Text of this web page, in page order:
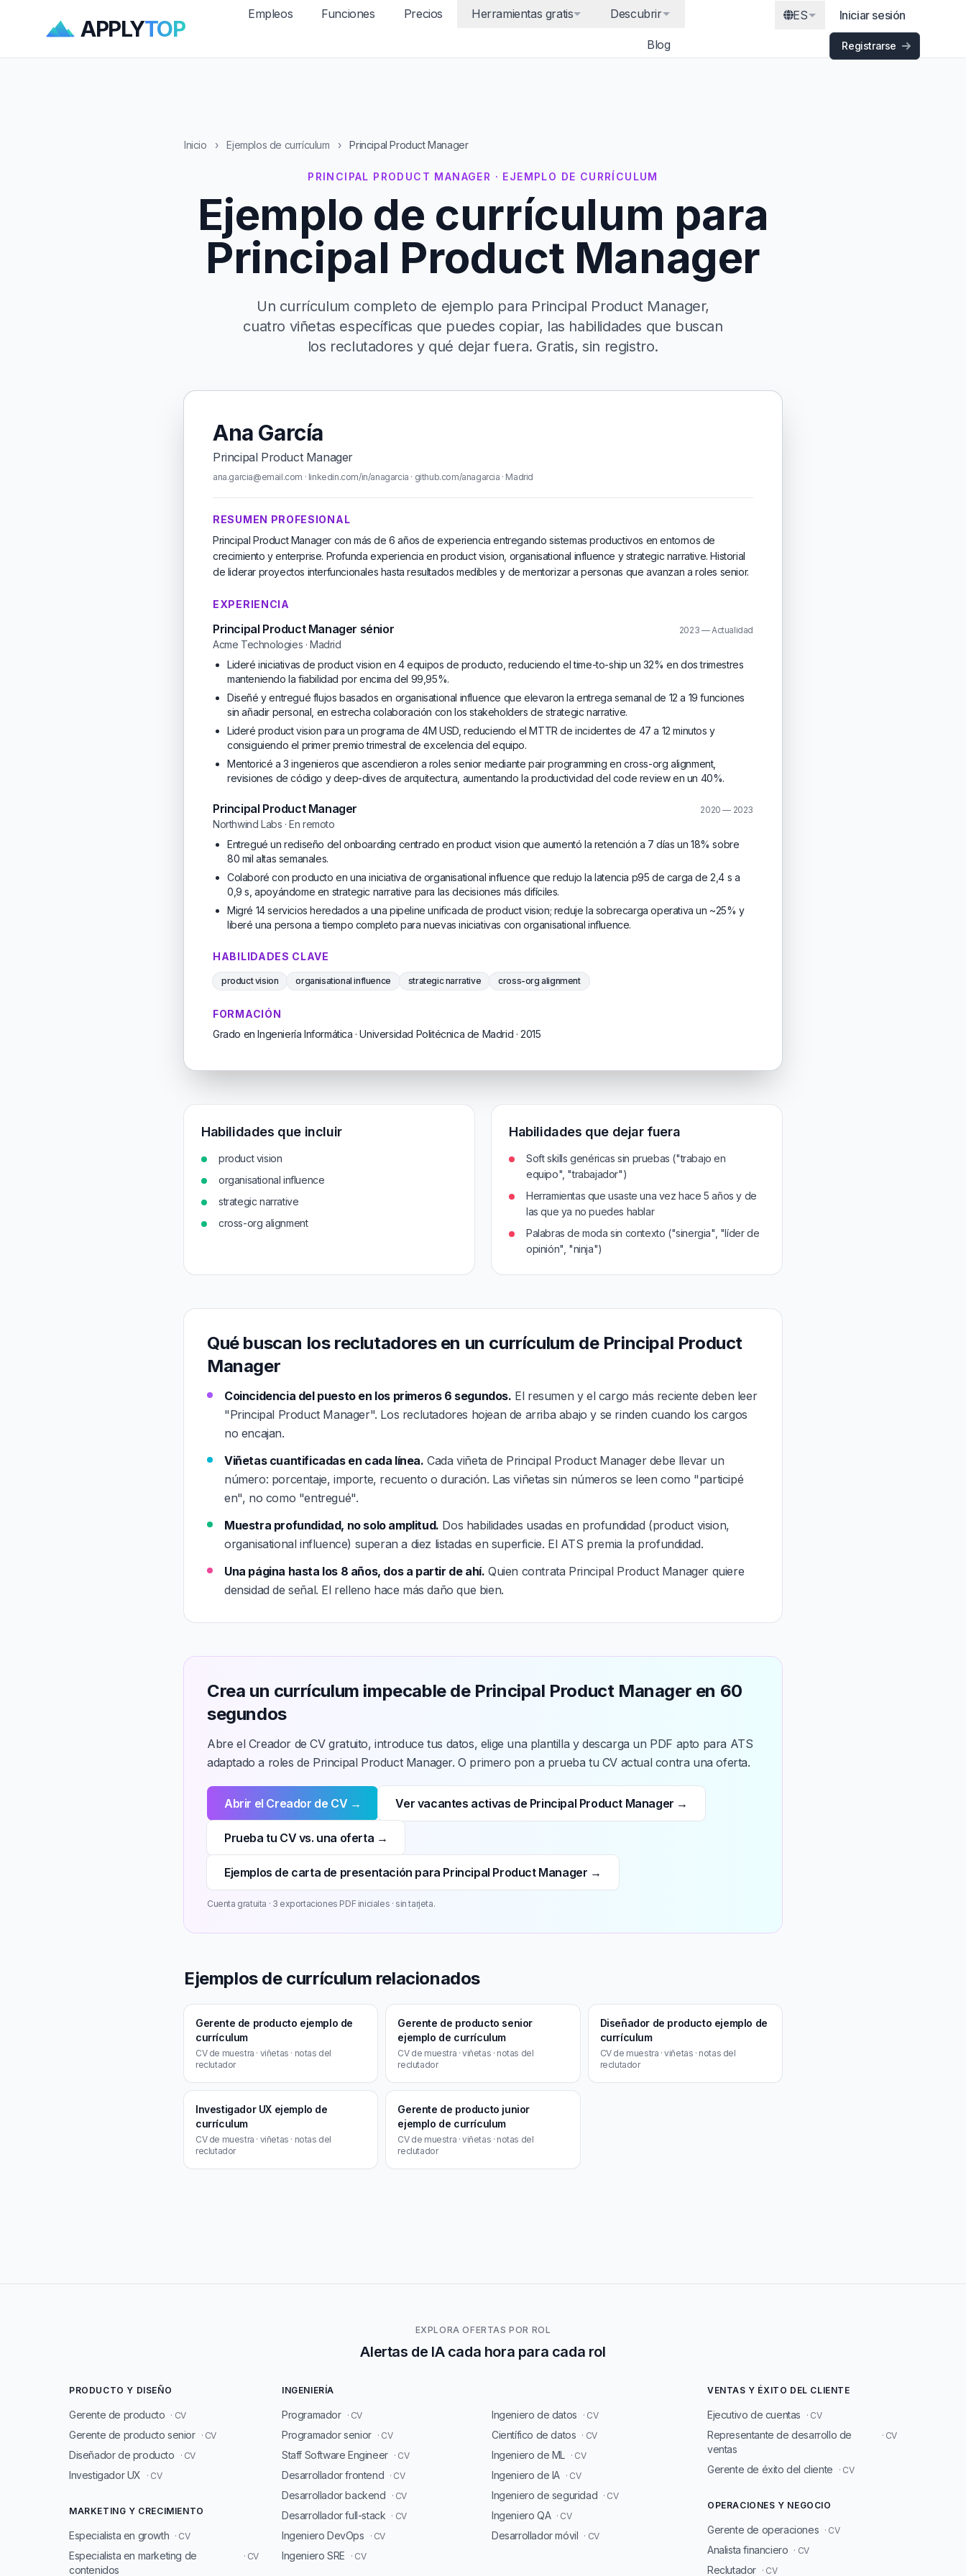
APPLYTOP
Empleos Funciones Precios Herramientas gratis Descubrir
Blog
ES Iniciar sesión
Registrarse
Inicio › Ejemplos de currículum › Principal Product Manager
PRINCIPAL PRODUCT MANAGER · EJEMPLO DE CURRÍCULUM
Ejemplo de currículum para
Principal Product Manager
Un currículum completo de ejemplo para Principal Product Manager,
cuatro viñetas específicas que puedes copiar, las habilidades que buscan
los reclutadores y qué dejar fuera. Gratis, sin registro.
Ana García
Principal Product Manager
ana.garcia@email.com · linkedin.com/in/anagarcia · github.com/anagarcia · Madrid
RESUMEN PROFESIONAL
Principal Product Manager con más de 6 años de experiencia entregando sistemas productivos en entornos de
crecimiento y enterprise. Profunda experiencia en product vision, organisational influence y strategic narrative. Historial
de liderar proyectos interfuncionales hasta resultados medibles y de mentorizar a personas que avanzan a roles senior.
EXPERIENCIA
Principal Product Manager sénior 2023 — Actualidad
Acme Technologies · Madrid
Lideré iniciativas de product vision en 4 equipos de producto, reduciendo el time-to-ship un 32% en dos trimestres
manteniendo la fiabilidad por encima del 99,95%.
Diseñé y entregué flujos basados en organisational influence que elevaron la entrega semanal de 12 a 19 funciones
sin añadir personal, en estrecha colaboración con los stakeholders de strategic narrative.
Lideré product vision para un programa de 4M USD, reduciendo el MTTR de incidentes de 47 a 12 minutos y
consiguiendo el primer premio trimestral de excelencia del equipo.
Mentoricé a 3 ingenieros que ascendieron a roles senior mediante pair programming en cross-org alignment,
revisiones de código y deep-dives de arquitectura, aumentando la productividad del code review en un 40%.
Principal Product Manager 2020 — 2023
Northwind Labs · En remoto
Entregué un rediseño del onboarding centrado en product vision que aumentó la retención a 7 días un 18% sobre
80 mil altas semanales.
Colaboré con producto en una iniciativa de organisational influence que redujo la latencia p95 de carga de 2,4 s a
0,9 s, apoyándome en strategic narrative para las decisiones más difíciles.
Migré 14 servicios heredados a una pipeline unificada de product vision; reduje la sobrecarga operativa un ~25% y
liberé una persona a tiempo completo para nuevas iniciativas con organisational influence.
HABILIDADES CLAVE
product vision organisational influence strategic narrative cross-org alignment
FORMACIÓN
Grado en Ingeniería Informática · Universidad Politécnica de Madrid · 2015
Habilidades que incluir
product vision
organisational influence
strategic narrative
cross-org alignment
Habilidades que dejar fuera
Soft skills genéricas sin pruebas ("trabajo en
equipo", "trabajador")
Herramientas que usaste una vez hace 5 años y de
las que ya no puedes hablar
Palabras de moda sin contexto ("sinergia", "líder de
opinión", "ninja")
Qué buscan los reclutadores en un currículum de Principal Product
Manager
Coincidencia del puesto en los primeros 6 segundos. El resumen y el cargo más reciente deben leer
"Principal Product Manager". Los reclutadores hojean de arriba abajo y se rinden cuando los cargos
no encajan.
Viñetas cuantificadas en cada línea. Cada viñeta de Principal Product Manager debe llevar un
número: porcentaje, importe, recuento o duración. Las viñetas sin números se leen como "participé
en", no como "entregué".
Muestra profundidad, no solo amplitud. Dos habilidades usadas en profundidad (product vision,
organisational influence) superan a diez listadas en superficie. El ATS premia la profundidad.
Una página hasta los 8 años, dos a partir de ahí. Quien contrata Principal Product Manager quiere
densidad de señal. El relleno hace más daño que bien.
Crea un currículum impecable de Principal Product Manager en 60
segundos
Abre el Creador de CV gratuito, introduce tus datos, elige una plantilla y descarga un PDF apto para ATS
adaptado a roles de Principal Product Manager. O primero pon a prueba tu CV actual contra una oferta.
Abrir el Creador de CV → Ver vacantes activas de Principal Product Manager →
Prueba tu CV vs. una oferta →
Ejemplos de carta de presentación para Principal Product Manager →
Cuenta gratuita · 3 exportaciones PDF iniciales · sin tarjeta.
Ejemplos de currículum relacionados
Gerente de producto ejemplo de
currículum
CV de muestra · viñetas · notas del
reclutador
Gerente de producto senior
ejemplo de currículum
CV de muestra · viñetas · notas del
reclutador
Diseñador de producto ejemplo de
currículum
CV de muestra · viñetas · notas del
reclutador
Investigador UX ejemplo de
currículum
CV de muestra · viñetas · notas del
reclutador
Gerente de producto junior
ejemplo de currículum
CV de muestra · viñetas · notas del
reclutador
EXPLORA OFERTAS POR ROL
Alertas de IA cada hora para cada rol
PRODUCTO Y DISEÑO
Gerente de producto · CV
Gerente de producto senior · CV
Diseñador de producto · CV
Investigador UX · CV
MARKETING Y CRECIMIENTO
Especialista en growth · CV
Especialista en marketing de
contenidos
· CV
INGENIERÍA
Programador · CV
Programador senior · CV
Staff Software Engineer · CV
Desarrollador frontend · CV
Desarrollador backend · CV
Desarrollador full-stack · CV
Ingeniero DevOps · CV
Ingeniero SRE · CV
Ingeniero de datos · CV
Científico de datos · CV
Ingeniero de ML · CV
Ingeniero de IA · CV
Ingeniero de seguridad · CV
Ingeniero QA · CV
Desarrollador móvil · CV
VENTAS Y ÉXITO DEL CLIENTE
Ejecutivo de cuentas · CV
Representante de desarrollo de
ventas
· CV
Gerente de éxito del cliente · CV
OPERACIONES Y NEGOCIO
Gerente de operaciones · CV
Analista financiero · CV
Reclutador · CV